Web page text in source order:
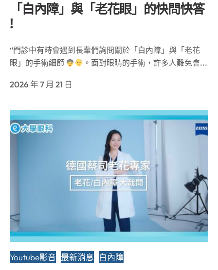
「白內障」與「老花眼」的快問快答
!
“門診中有時會遇到長輩們詢問關於「白內障」與「老花
眼」的手術細節
。面對眼睛的手術，許多人難免會...
2026 年 7 月 21 日
Youtube影音 最新消息 白內障